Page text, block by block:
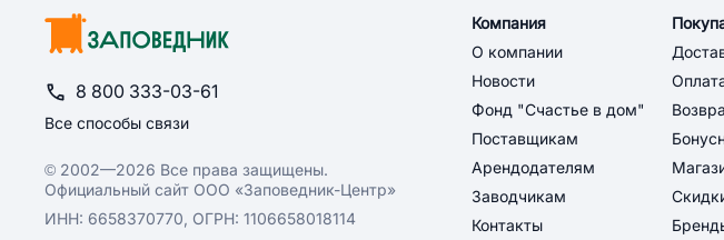
8 800 333-03-61
Все способы связи
© 2002—2026 Все права защищены.
Официальный сайт ООО «Заповедник-Центр»
ИНН: 6658370770, ОГРН: 1106658018114
Компания
О компании
Новости
Фонд "Счастье в дом"
Поставщикам
Арендодателям
Заводчикам
Контакты